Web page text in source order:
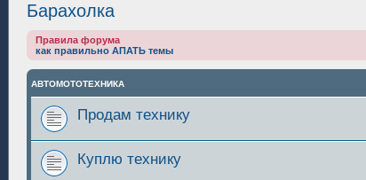
Барахолка
Правила форума
как правильно АПАТЬ темы
АВТОМОТОТЕХНИКА
Продам технику
Куплю технику